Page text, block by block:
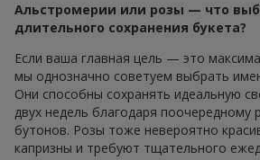
Альстромерии или розы — что
длительного сохранения букета?
Если ваша главная цель — это
мы однозначно советуем выбрать
Они способны сохранять идеальную
двух недель благодаря поочередному
бутонов. Розы тоже невероятно
капризны и требуют тщательного